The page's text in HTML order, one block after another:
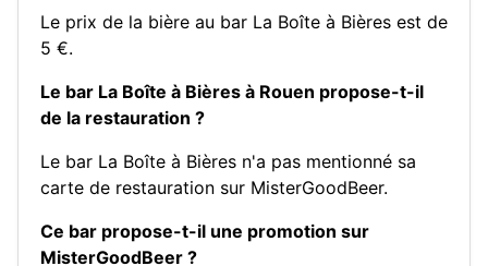
Le prix de la bière au bar La Boîte à Bières est de
5 €.
Le bar La Boîte à Bières à Rouen propose-t-il
de la restauration ?
Le bar La Boîte à Bières n'a pas mentionné sa
carte de restauration sur MisterGoodBeer.
Ce bar propose-t-il une promotion sur
MisterGoodBeer ?